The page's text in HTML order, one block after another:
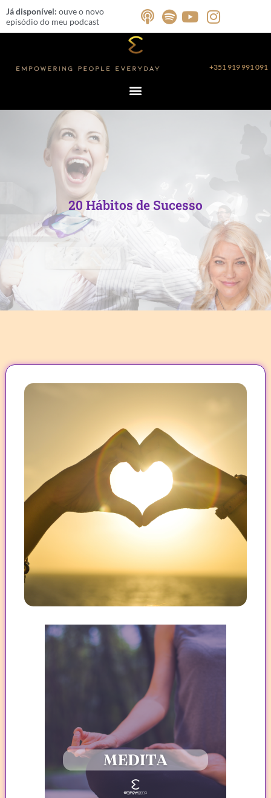
Skip
to
content
Já disponível: ouve o novo
episódio do meu podcast
+351 919 991 091
20 Hábitos de Sucesso